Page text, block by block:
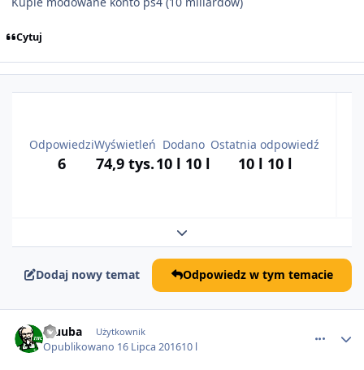
Cytuj
Odpowiedzi
6
Wyświetleń
74,9 tys.
Dodano
10 l 10 l
Ostatnia odpowiedź
10 l 10 l
Rozwiń podsumowanie tematu
Dodaj nowy temat Odpowiedz w tym temacie
Kluuba Użytkownik
Opublikowano 16 Lipca 201610 l